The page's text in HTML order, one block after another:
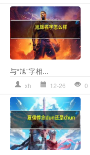
与“旭”字相...
xh 12-26 0